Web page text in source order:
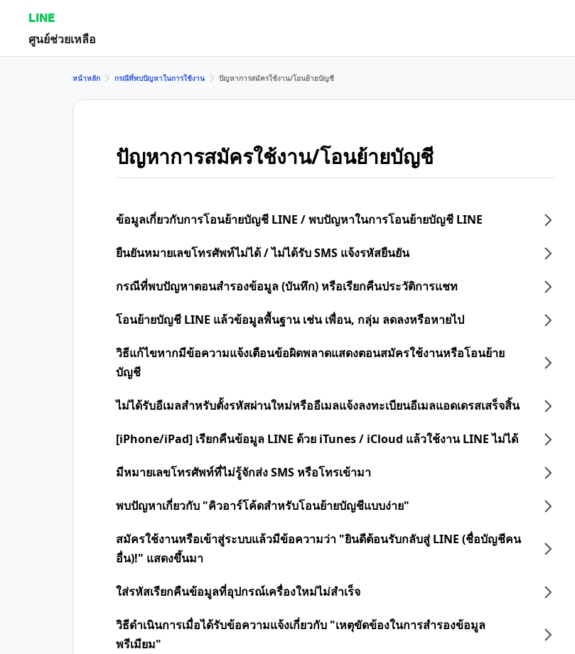
LINE
ศูนย์ช่วยเหลือ
หน้าหลัก กรณีที่พบปัญหาในการใช้งาน ปัญหาการสมัครใช้งาน/โอนย้ายบัญชี
ปัญหาการสมัครใช้งาน/โอนย้ายบัญชี
ข้อมูลเกี่ยวกับการโอนย้ายบัญชี LINE / พบปัญหาในการโอนย้ายบัญชี LINE
ยืนยันหมายเลขโทรศัพท์ไม่ได้ / ไม่ได้รับ SMS แจ้งรหัสยืนยัน
กรณีที่พบปัญหาตอนสำรองข้อมูล (บันทึก) หรือเรียกคืนประวัติการแชท
โอนย้ายบัญชี LINE แล้วข้อมูลพื้นฐาน เช่น เพื่อน, กลุ่ม ลดลงหรือหายไป
วิธีแก้ไขหากมีข้อความแจ้งเตือนข้อผิดพลาดแสดงตอนสมัครใช้งานหรือโอนย้าย
บัญชี
ไม่ได้รับอีเมลสำหรับตั้งรหัสผ่านใหม่หรืออีเมลแจ้งลงทะเบียนอีเมลแอดเดรสเสร็จสิ้น
[iPhone/iPad] เรียกคืนข้อมูล LINE ด้วย iTunes / iCloud แล้วใช้งาน LINE ไม่ได้
มีหมายเลขโทรศัพท์ที่ไม่รู้จักส่ง SMS หรือโทรเข้ามา
พบปัญหาเกี่ยวกับ "คิวอาร์โค้ดสำหรับโอนย้ายบัญชีแบบง่าย"
สมัครใช้งานหรือเข้าสู่ระบบแล้วมีข้อความว่า "ยินดีต้อนรับกลับสู่ LINE (ชื่อบัญชีคน
อื่น)!" แสดงขึ้นมา
ใส่รหัสเรียกคืนข้อมูลที่อุปกรณ์เครื่องใหม่ไม่สำเร็จ
วิธีดำเนินการเมื่อได้รับข้อความแจ้งเกี่ยวกับ "เหตุขัดข้องในการสำรองข้อมูล
พรีเมียม"